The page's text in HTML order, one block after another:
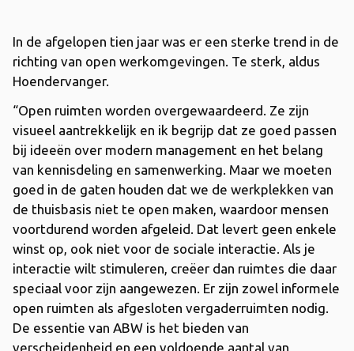
In de afgelopen tien jaar was er een sterke trend in de
richting van open werkomgevingen. Te sterk, aldus
Hoendervanger.
“Open ruimten worden overgewaardeerd. Ze zijn
visueel aantrekkelijk en ik begrijp dat ze goed passen
bij ideeën over modern management en het belang
van kennisdeling en samenwerking. Maar we moeten
goed in de gaten houden dat we de werkplekken van
de thuisbasis niet te open maken, waardoor mensen
voortdurend worden afgeleid. Dat levert geen enkele
winst op, ook niet voor de sociale interactie. Als je
interactie wilt stimuleren, creëer dan ruimtes die daar
speciaal voor zijn aangewezen. Er zijn zowel informele
open ruimten als afgesloten vergaderruimten nodig.
De essentie van ABW is het bieden van
verscheidenheid en een voldoende aantal van